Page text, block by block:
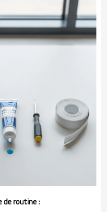
de routine :